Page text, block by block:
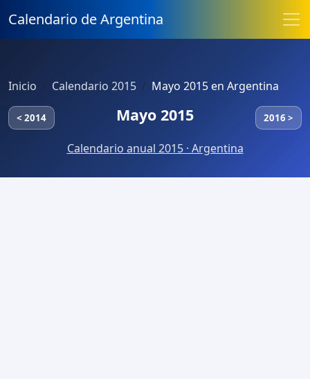
Calendario de Argentina
Inicio Calendario 2015 Mayo 2015 en Argentina
< 2014 Mayo 2015 2016 >
Calendario anual 2015 · Argentina